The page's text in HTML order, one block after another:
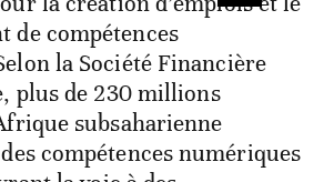
de compétences
la Société Financière
plus de 230 millions
subsaharienne
compétences numériques